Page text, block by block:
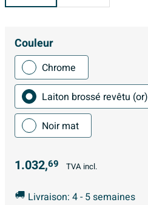
Couleur
Chrome
Laiton brossé revêtu (or)
Noir mat
1.032,69 TVA incl.
Livraison: 4 - 5 semaines